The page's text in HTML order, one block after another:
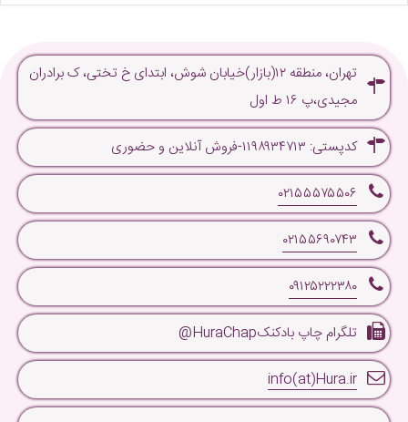
تهران، منطقه ۱۲(بازار)خیابان شوش، ابتدای خ تختی، ک برادران
مجیدی،پ ۱۶ ط اول
کدپستی: ۱۱۹۸۹۳۴۷۱۳-فروش آنلاین و حضوری
۰۲۱۵۵۵۷۵۵۰۶
۰۲۱۵۵۶۹۰۷۴۳
۰۹۱۲۵۲۲۲۳۸۰
تلگرام چاپ بادکنکHuraChap@
info(at)Hura.ir